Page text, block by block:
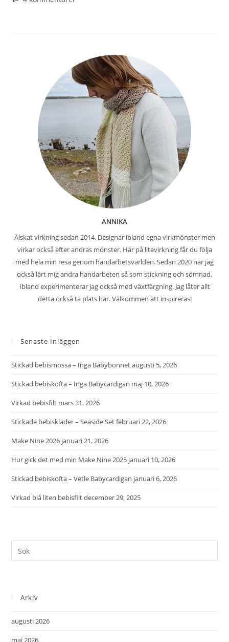
ANNIKA
Älskat virkning sedan 2014. Designar ibland egna virkmönster men
virkar också efter andras mönster. Här på litevirkning får du följa
med hela min resa genom handarbetsvärlden. Sedan 2020 har jag
också lärt mig andra handarbeten så som stickning och sömnad.
Ibland experimenterar jag också med växtfärgning. Jag låter allt
detta också ta plats här. Välkommen att inspireras!
Senaste Inläggen
Stickad bebismössa – Inga Babybonnetaugusti 5, 2026
Stickad bebiskofta – Inga Babycardigan maj 10, 2026
Virkad bebisfilt mars 31, 2026
Stickade bebiskläder – Seaside Setfebruari 22, 2026
Make Nine 2026 januari 21, 2026
Hur gick det med min Make Nine 2025 januari 10, 2026
Stickad bebiskofta – Vetle Babycardigan januari 6, 2026
Virkad blå liten bebisfiltdecember 29, 2025
Arkiv
augusti 2026
maj 2026